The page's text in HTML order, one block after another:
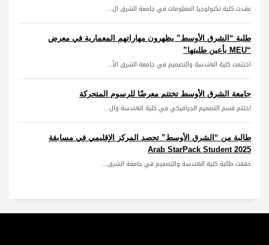
عقدت كلية تكنولوجيا المعلومات في جامعة الشرق ال...
طلبة “الشرق الأوسط” يظهرون مهاراتهم المعمارية في معرض
“MEU بأعين طلبتها”
اختتمت كلية الهندسة والتصميم في جامعة الشرق الأ...
جامعة الشرق الأوسط تختتم معرضًا للرسوم المتحركة
اختتم قسم التصميم الجرافيكي في كلية الهندسة وال...
طالبة من “الشرق الأوسط” تحصد المركز الإقليمي في مسابقة
Arab StarPack Student 2025
حققت طالبة كلية الهندسة والتصميم في جامعة الشرق...